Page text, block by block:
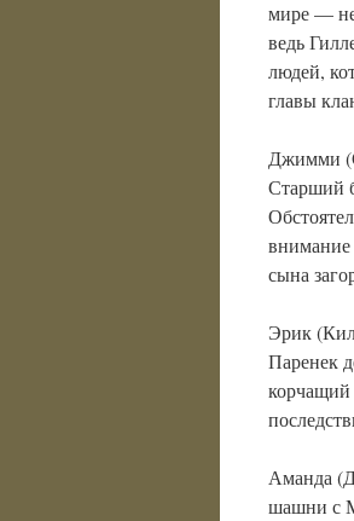
мире —
ведь
людей,
главы
Джимми
Старший
внимание
сына
Эрик
Паренек
корчащий
Аманда
шашни с